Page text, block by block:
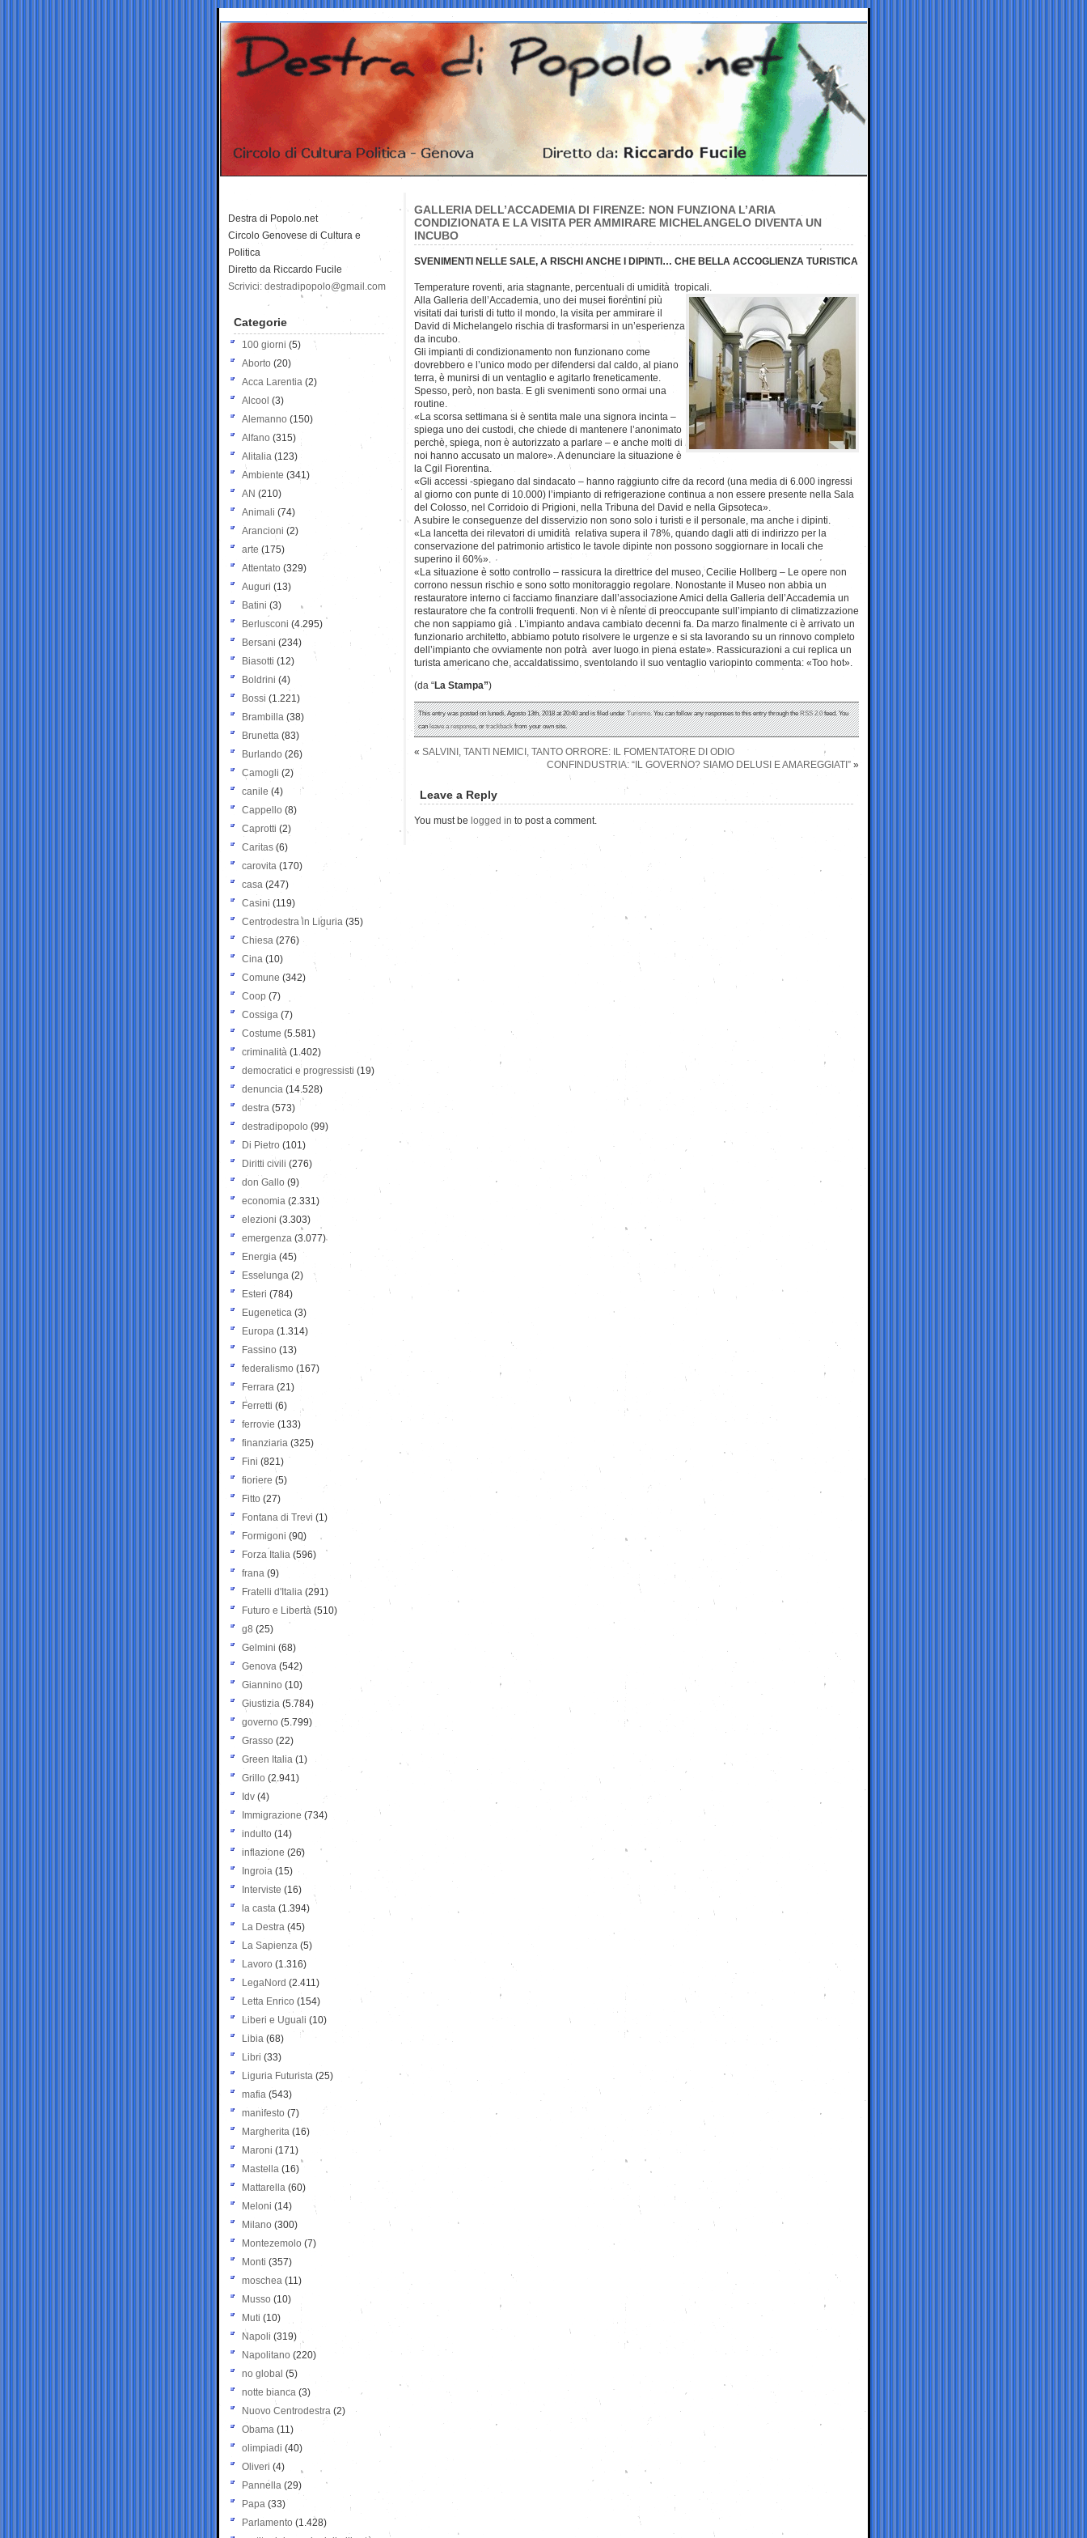
GALLERIA DELL’ACCADEMIA DI FIRENZE: NON FUNZIONA L’ARIA
CONDIZIONATA E LA VISITA PER AMMIRARE MICHELANGELO DIVENTA UN
INCUBO
SVENIMENTI NELLE SALE, A RISCHI ANCHE I DIPINTI… CHE BELLA ACCOGLIENZA TURISTICA
Temperature roventi, aria stagnante, percentuali di umidità tropicali.
Alla Galleria dell’Accademia, uno dei musei fiorentini più
visitati dai turisti di tutto il mondo, la visita per ammirare il
David di Michelangelo rischia di trasformarsi in un’esperienza
da incubo.
Gli impianti di condizionamento non funzionano come
dovrebbero e l’unico modo per difendersi dal caldo, al piano
terra, è munirsi di un ventaglio e agitarlo freneticamente.
Spesso, però, non basta. E gli svenimenti sono ormai una
routine.
«La scorsa settimana si è sentita male una signora incinta –
spiega uno dei custodi, che chiede di mantenere l’anonimato
perchè, spiega, non è autorizzato a parlare – e anche molti di
noi hanno accusato un malore». A denunciare la situazione è
la Cgil Fiorentina.
«Gli accessi -spiegano dal sindacato – hanno raggiunto cifre da record (una media di 6.000 ingressi
al giorno con punte di 10.000) l’impianto di refrigerazione continua a non essere presente nella Sala
del Colosso, nel Corridoio di Prigioni, nella Tribuna del David e nella Gipsoteca».
A subire le conseguenze del disservizio non sono solo i turisti e il personale, ma anche i dipinti.
«La lancetta dei rilevatori di umidità relativa supera il 78%, quando dagli atti di indirizzo per la
conservazione del patrimonio artistico le tavole dipinte non possono soggiornare in locali che
superino il 60%».
«La situazione è sotto controllo – rassicura la direttrice del museo, Cecilie Hollberg – Le opere non
corrono nessun rischio e sono sotto monitoraggio regolare. Nonostante il Museo non abbia un
restauratore interno ci facciamo finanziare dall’associazione Amici della Galleria dell’Accademia un
restauratore che fa controlli frequenti. Non vi è niente di preoccupante sull’impianto di climatizzazione
che non sappiamo già . L’impianto andava cambiato decenni fa. Da marzo finalmente ci è arrivato un
funzionario architetto, abbiamo potuto risolvere le urgenze e si sta lavorando su un rinnovo completo
dell’impianto che ovviamente non potrà aver luogo in piena estate». Rassicurazioni a cui replica un
turista americano che, accaldatissimo, sventolando il suo ventaglio variopinto commenta: «Too hot».
(da “La Stampa”)
This entry was posted on lunedì, Agosto 13th, 2018 at 20:40 and is filed underTurismo. You can follow any responses to this entry through theRSS 2.0feed. You
canleave a response, ortrackbackfrom your own site.
« SALVINI, TANTI NEMICI, TANTO ORRORE: IL FOMENTATORE DI ODIO
CONFINDUSTRIA: “IL GOVERNO? SIAMO DELUSI E AMAREGGIATI” »
Leave a Reply
You must be logged in to post a comment.
Destra di Popolo.net
Circolo Genovese di Cultura e
Politica
Diretto da Riccardo Fucile
Scrivici: destradipopolo@gmail.com
Categorie
100 giorni (5)
Aborto (20)
Acca Larentia (2)
Alcool (3)
Alemanno (150)
Alfano (315)
Alitalia (123)
Ambiente (341)
AN (210)
Animali (74)
Arancioni (2)
arte (175)
Attentato (329)
Auguri (13)
Batini (3)
Berlusconi (4.295)
Bersani (234)
Biasotti (12)
Boldrini (4)
Bossi (1.221)
Brambilla (38)
Brunetta (83)
Burlando (26)
Camogli (2)
canile (4)
Cappello (8)
Caprotti (2)
Caritas (6)
carovita (170)
casa (247)
Casini (119)
Centrodestra in Liguria (35)
Chiesa (276)
Cina (10)
Comune (342)
Coop (7)
Cossiga (7)
Costume (5.581)
criminalità (1.402)
democratici e progressisti (19)
denuncia (14.528)
destra (573)
destradipopolo (99)
Di Pietro (101)
Diritti civili (276)
don Gallo (9)
economia (2.331)
elezioni (3.303)
emergenza (3.077)
Energia (45)
Esselunga (2)
Esteri (784)
Eugenetica (3)
Europa (1.314)
Fassino (13)
federalismo (167)
Ferrara (21)
Ferretti (6)
ferrovie (133)
finanziaria (325)
Fini (821)
fioriere (5)
Fitto (27)
Fontana di Trevi (1)
Formigoni (90)
Forza Italia (596)
frana (9)
Fratelli d'Italia (291)
Futuro e Libertà (510)
g8 (25)
Gelmini (68)
Genova (542)
Giannino (10)
Giustizia (5.784)
governo (5.799)
Grasso (22)
Green Italia (1)
Grillo (2.941)
Idv (4)
Immigrazione (734)
indulto (14)
inflazione (26)
Ingroia (15)
Interviste (16)
la casta (1.394)
La Destra (45)
La Sapienza (5)
Lavoro (1.316)
LegaNord (2.411)
Letta Enrico (154)
Liberi e Uguali (10)
Libia (68)
Libri (33)
Liguria Futurista (25)
mafia (543)
manifesto (7)
Margherita (16)
Maroni (171)
Mastella (16)
Mattarella (60)
Meloni (14)
Milano (300)
Montezemolo (7)
Monti (357)
moschea (11)
Musso (10)
Muti (10)
Napoli (319)
Napolitano (220)
no global (5)
notte bianca (3)
Nuovo Centrodestra (2)
Obama (11)
olimpiadi (40)
Oliveri (4)
Pannella (29)
Papa (33)
Parlamento (1.428)